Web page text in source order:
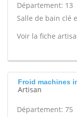
Département: 13
Salle de bain clé
Voir la fiche
Froid machines
Artisan
Département: 75